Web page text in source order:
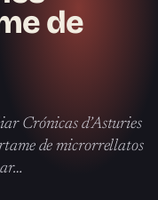
de
Crónicas d’Asturies
de microrrellatos